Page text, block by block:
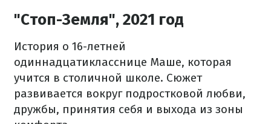
"Стоп-Земля", 2021 год
История о 16-летней
одиннадцатикласснице Маше, которая
учится в столичной школе. Сюжет
развивается вокруг подростковой любви,
дружбы, принятия себя и выхода из зоны